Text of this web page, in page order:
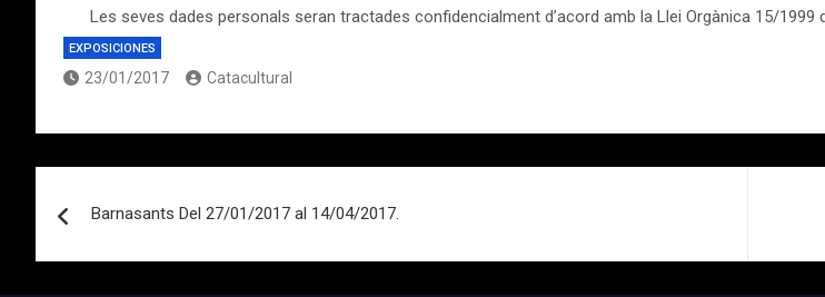
Les seves dades personals seran tractades confidencialment d’acord amb la Llei Orgànica 15/
EXPOSICIONES
23/01/2017 Catacultural
de
Barnasants Del 27/01/2017 al 14/04/2017.